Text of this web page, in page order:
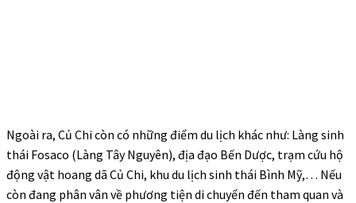
Ngoài ra, Củ Chi còn có những điểm du lịch khác như: Làng sinh
thái Fosaco (Làng Tây Nguyên), địa đạo Bến Dược, trạm cứu hộ
động vật hoang dã Củ Chi, khu du lịch sinh thái Bình Mỹ,… Nếu
còn đang phân vân về phương tiện di chuyển đến tham quan và